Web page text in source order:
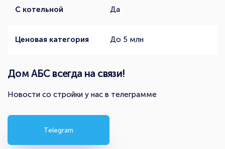
С котельной Да
Ценовая категория До 5 млн
Дом АБС всегда на связи!
Новости со стройки у нас в телеграмме
Telegram